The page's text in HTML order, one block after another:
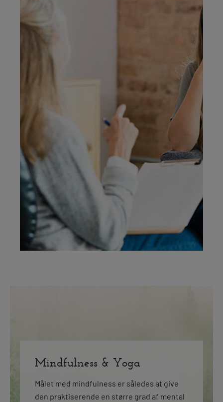
Mindfulness & Yoga
Målet med mindfulness er således at give
den praktiserende en større grad af mental